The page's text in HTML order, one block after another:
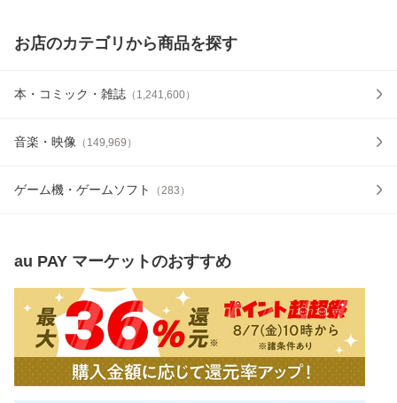
お店のカテゴリから商品を探す
本・コミック・雑誌 （ 1,241,600）
音楽・映像 （ 149,969 ）
ゲーム機・ゲームソフト （283 ）
au PAY マーケットのおすすめ